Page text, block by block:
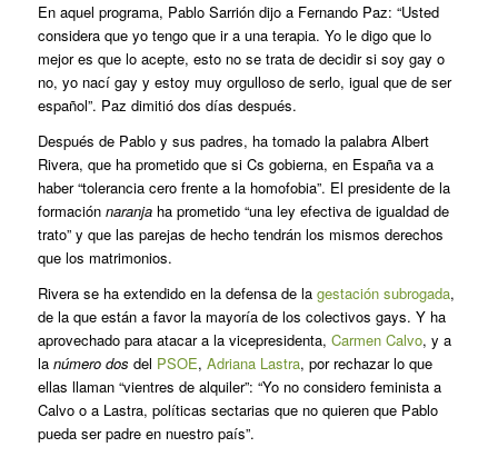
En aquel programa, Pablo Sarrión dijo a Fernando Paz: “Usted
considera que yo tengo que ir a una terapia. Yo le digo que lo
mejor es que lo acepte, esto no se trata de decidir si soy gay o
no, yo nací gay y estoy muy orgulloso de serlo, igual que de ser
español”. Paz dimitió dos días después.
Después de Pablo y sus padres, ha tomado la palabra Albert
Rivera, que ha prometido que si Cs gobierna, en España va a
haber “tolerancia cero frente a la homofobia”. El presidente de la
formación naranjaha prometido “una ley efectiva de igualdad de
trato” y que las parejas de hecho tendrán los mismos derechos
que los matrimonios.
Rivera se ha extendido en la defensa de la gestación subrogada,
de la que están a favor la mayoría de los colectivos gays. Y ha
aprovechado para atacar a la vicepresidenta, Carmen Calvo, y a
la número dos del PSOE, Adriana Lastra, por rechazar lo que
ellas llaman “vientres de alquiler”: “Yo no considero feminista a
Calvo o a Lastra, políticas sectarias que no quieren que Pablo
pueda ser padre en nuestro país”.